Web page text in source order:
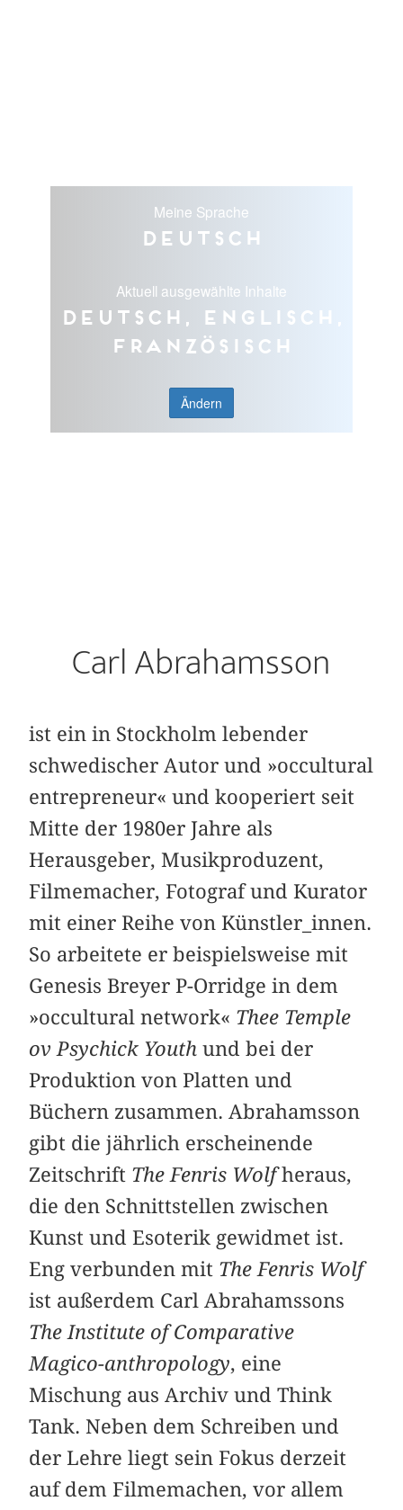
Meine Sprache
Deutsch
Aktuell ausgewählte Inhalte
Deutsch, Englisch,
Französisch
Ändern
Carl Abrahamsson
ist ein in Stockholm lebender
schwedischer Autor und »occultural
entrepreneur« und kooperiert seit
Mitte der 1980er Jahre als
Herausgeber, Musikproduzent,
Filmemacher, Fotograf und Kurator
mit einer Reihe von Künstler_innen.
So arbeitete er beispielsweise mit
Genesis Breyer P-Orridge in dem
»occultural network« Thee Temple
ov Psychick Youth und bei der
Produktion von Platten und
Büchern zusammen. Abrahamsson
gibt die jährlich erscheinende
Zeitschrift The Fenris Wolfheraus,
die den Schnittstellen zwischen
Kunst und Esoterik gewidmet ist.
Eng verbunden mit The Fenris Wolf
ist außerdem Carl Abrahamssons
The Institute of Comparative
Magico-anthropology, eine
Mischung aus Archiv und Think
Tank. Neben dem Schreiben und
der Lehre liegt sein Fokus derzeit
auf dem Filmemachen, vor allem